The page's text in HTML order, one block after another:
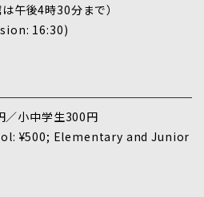
午後4時30分まで）
16:30)
／小中学生300円
¥500; Elementary and Junior